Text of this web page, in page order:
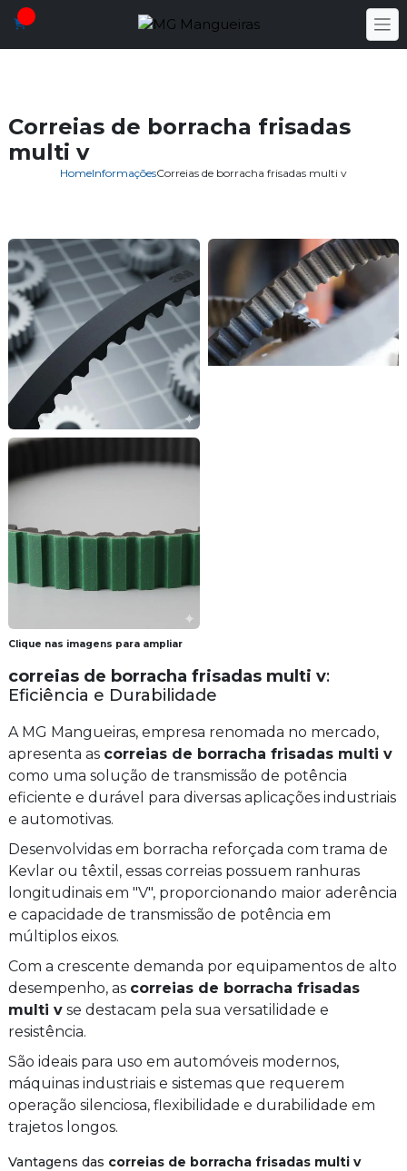
HomeInformaçõesCorreias de borracha frisadas multi v
Correias de borracha frisadas
multi v
Clique nas imagens para ampliar
correias de borracha frisadas multi v:
Eficiência e Durabilidade
A MG Mangueiras, empresa renomada no mercado,
apresenta as correias de borracha frisadas multi v
como uma solução de transmissão de potência
eficiente e durável para diversas aplicações industriais
e automotivas.
Desenvolvidas em borracha reforçada com trama de
Kevlar ou têxtil, essas correias possuem ranhuras
longitudinais em "V", proporcionando maior aderência
e capacidade de transmissão de potência em
múltiplos eixos.
Com a crescente demanda por equipamentos de alto
desempenho, as correias de borracha frisadas
multi v se destacam pela sua versatilidade e
resistência.
São ideais para uso em automóveis modernos,
máquinas industriais e sistemas que requerem
operação silenciosa, flexibilidade e durabilidade em
trajetos longos.
Vantagens das correias de borracha frisadas multi v